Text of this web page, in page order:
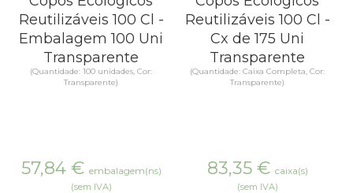
Reutilizáveis 100 Cl -
Embalagem 100 Uni
Transparente
(Quantidade: 100 unidades, Cor:
Transparente)
57,84 € embalagem(ns)
(sem IVA)
Reutilizáveis 100 Cl -
Cx de 175 Uni
Transparente
(Quantidade: Caixa Completa, Cor:
Transparente)
83,35 € caixa(s)
(sem IVA)